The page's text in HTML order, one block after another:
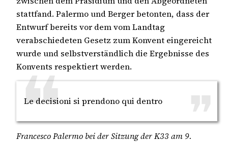
stattfand. Palermo und Berger betonten, dass der
Entwurf bereits vor dem vom Landtag
verabschiedeten Gesetz zum Konvent eingereicht
wurde und selbstverständlich die Ergebnisse des
Konvents respektiert werden.
Le decisioni si prendono qui dentro
Francesco Palermo bei der Sitzung der K33 am 9.